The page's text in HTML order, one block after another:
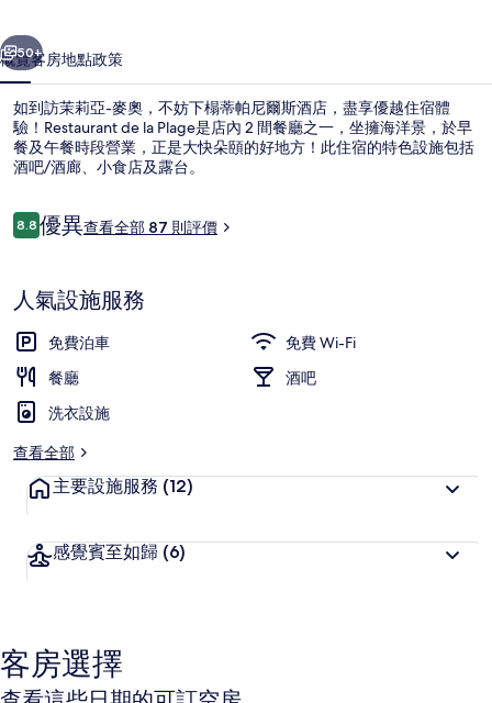
相
片
集
個 下一個
50+
概覽客房地點政策
如到訪茉莉亞-麥奧，不妨下榻蒂帕尼爾斯酒店，盡享優越住宿體
驗！Restaurant de la Plage是店內 2 間餐廳之一，坐擁海洋景，於早
餐及午餐時段營業，正是大快朵頤的好地方！此住宿的特色設施包括
酒吧/酒廊、小食店及露台。
評
價
8.88.8 分，滿分 10 分，
優異查看全部 87 則評價
人氣設施服務
免費泊車
免費 Wi-Fi
餐廳
酒吧
洗衣設施
查看全部
主要設施服務 (12)
感覺賓至如歸 (6)
客房選擇